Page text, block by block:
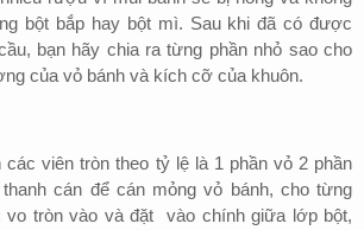
bột bắp hay bột mì. Sau khi đã có được
bạn hãy chia ra từng phần nhỏ sao cho
của vỏ bánh và kích cỡ của khuôn.
các viên tròn theo tỷ lệ là 1 phần vỏ 2 phần
cán để cán mỏng vỏ bánh, cho từng
vo tròn vào và đặt vào chính giữa lớp bột,